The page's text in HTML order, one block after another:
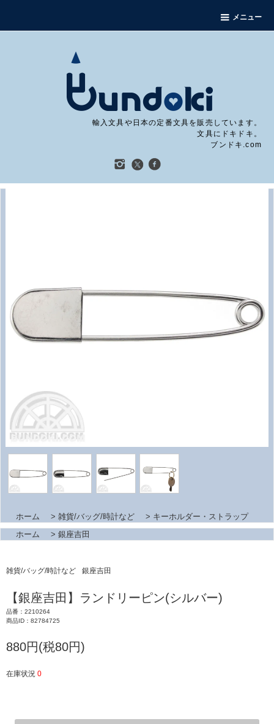
メニュー
輸入文具や日本の定番文具を販売しています。
文具にドキドキ。
ブンドキ.com
ホーム > 雑貨/バッグ/時計など > キーホルダー・ストラップ
ホーム
> 銀座吉田
雑貨/バッグ/時計など 銀座吉田
【銀座吉田】ランドリーピン(シルバー)
品番：2210264
商品ID：82784725
880円(税80円)
在庫状況 0